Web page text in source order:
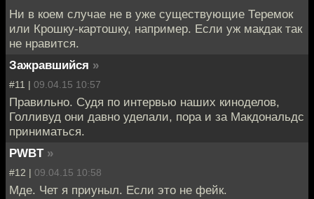
Ни в коем случае не в уже существующие Теремок
или Крошку-картошку, например. Если уж макдак так
не нравится.
Зажравшийся »
#11 | 09.04.15 10:57
Правильно. Судя по интервью наших киноделов,
Голливуд они давно уделали, пора и за Макдональдс
приниматься.
PWBT »
#12 | 09.04.15 10:58
Мде. Чет я приуныл. Если это не фейк.